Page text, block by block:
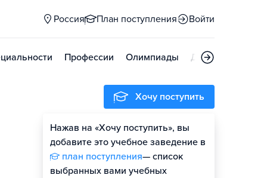
Россия План поступления Войти
Профессии Олимпиады Дни открытых
Хочу поступить
Нажав на «Хочу поступить», вы
добавите это учебное заведение в
план поступления— список
выбранных вами учебных
Оценить шансы